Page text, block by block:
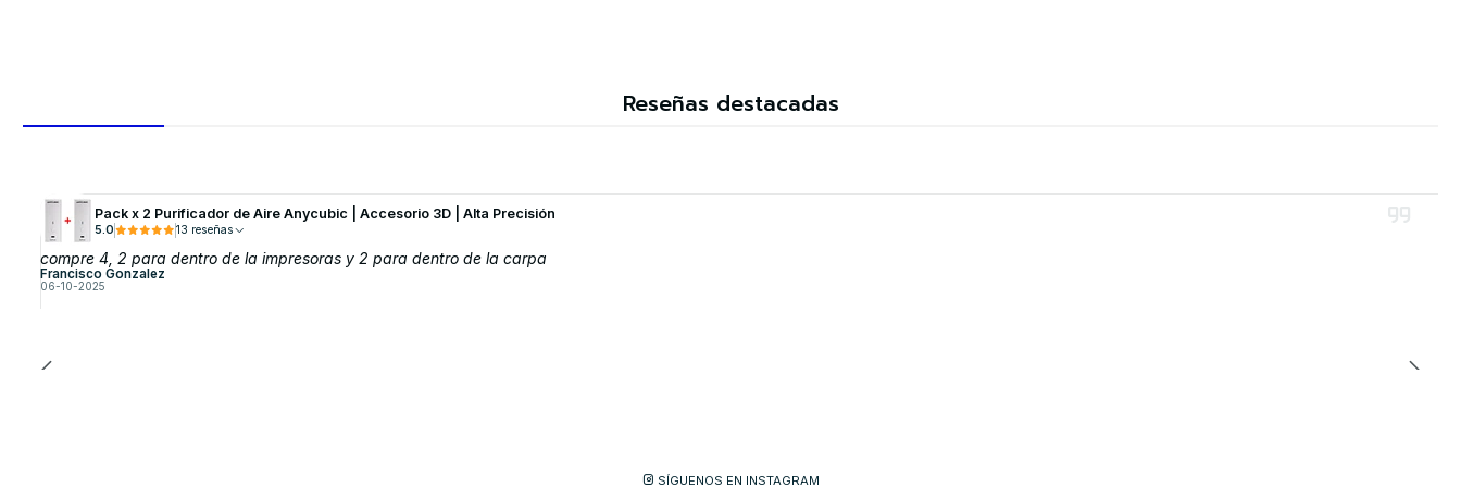
Reseñas destacadas
Pack x 2 Purificador de Aire Anycubic | Accesorio 3D | Alta Precisión
5.0 13 reseñas
compre 4, 2 para dentro de la impresoras y 2 para dentro de la carpa
Francisco Gonzalez
06-10-2025
SÍGUENOS EN INSTAGRAM